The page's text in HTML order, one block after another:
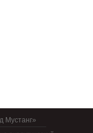
Мустанг»